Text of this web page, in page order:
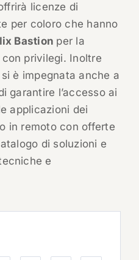
licenze di
per coloro che hanno
Bastion per la
privilegi. Inoltre
è impegnata anche a
garantire l’accesso ai
applicazioni dei
in remoto con offerte
di soluzioni e
e